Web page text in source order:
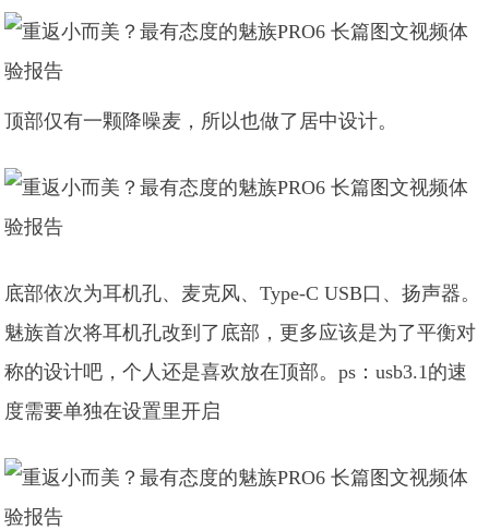
顶部仅有一颗降噪麦，所以也做了居中设计。
底部依次为耳机孔、麦克风、Type-C USB口、扬声器。
魅族首次将耳机孔改到了底部，更多应该是为了平衡对
称的设计吧，个人还是喜欢放在顶部。ps：usb3.1的速
度需要单独在设置里开启